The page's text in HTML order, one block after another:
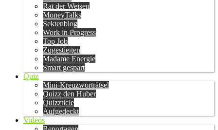
Rat der Weisen
MoneyTalks
Sektenblog
Work in Progress
Top Job
Zugestiegen
Madame Energie
Smart gespart
Quiz
Mini-Kreuzworträtsel
Quizz den Huber
Quizzticle
Aufgedeckt
Videos